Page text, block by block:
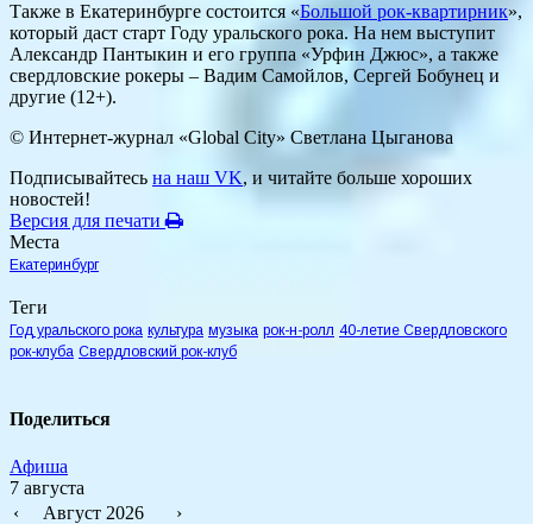
Также в Екатеринбурге состоится «Большой рок-квартирник»,
который даст старт Году уральского рока. На нем выступит
Александр Пантыкин и его группа «Урфин Джюс», а также
свердловские рокеры – Вадим Самойлов, Сергей Бобунец и
другие (12+).
© Интернет-журнал «Global City» Светлана Цыганова
Подписывайтесь на наш VK, и читайте больше хороших
новостей!
Версия для печати
Места
Екатеринбург
Теги
Год уральского рока культура музыка рок-н-ролл 40-летие Свердловского
рок-клуба Свердловский рок-клуб
Поделиться
Афиша
7 августа
‹
Август 2026
›